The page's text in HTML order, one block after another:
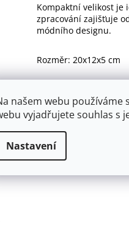
našem webu
vyjadřujete souhlas s
Nastavení
Kompaktní velikost je
zpracování zajišťuje
módního designu.
Rozměr: 20x12x5 cm